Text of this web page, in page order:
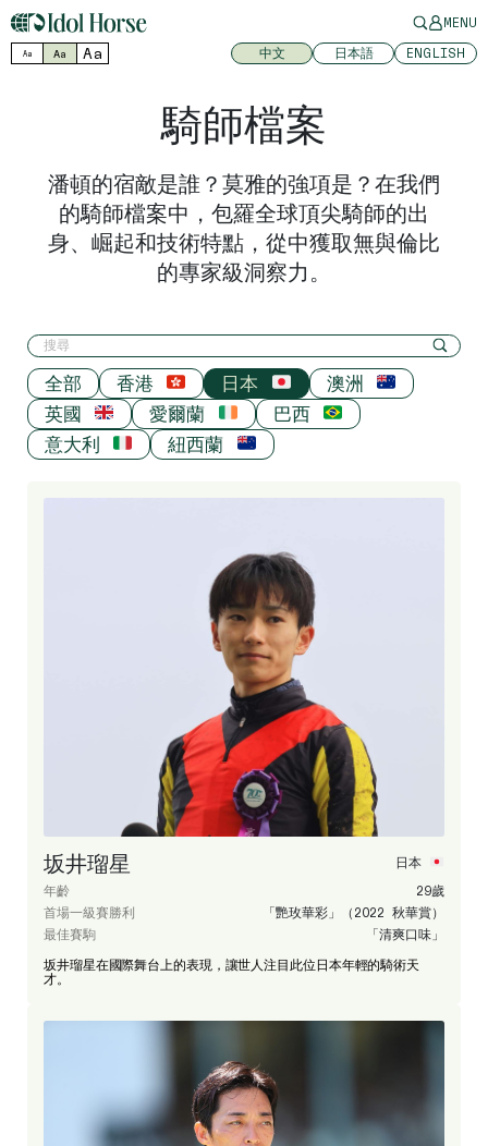
MENU
Aa Aa Aa 中文 日本語 ENGLISH
騎師檔案
潘頓的宿敵是誰？莫雅的強項是？在我們
的騎師檔案中，包羅全球頂尖騎師的出
身、崛起和技術特點，從中獲取無與倫比
的專家級洞察力。
全部 香港 日本
澳洲
英國
愛爾蘭
巴西
意大利
紐西蘭
坂井瑠星
日本
年齡
29歲
首場一級賽勝利
「艷玫華彩」（2022 秋華賞）
最佳賽駒
「清爽口味」
坂井瑠星在國際舞台上的表現，讓世人注目此位日本年輕的騎術天
才。